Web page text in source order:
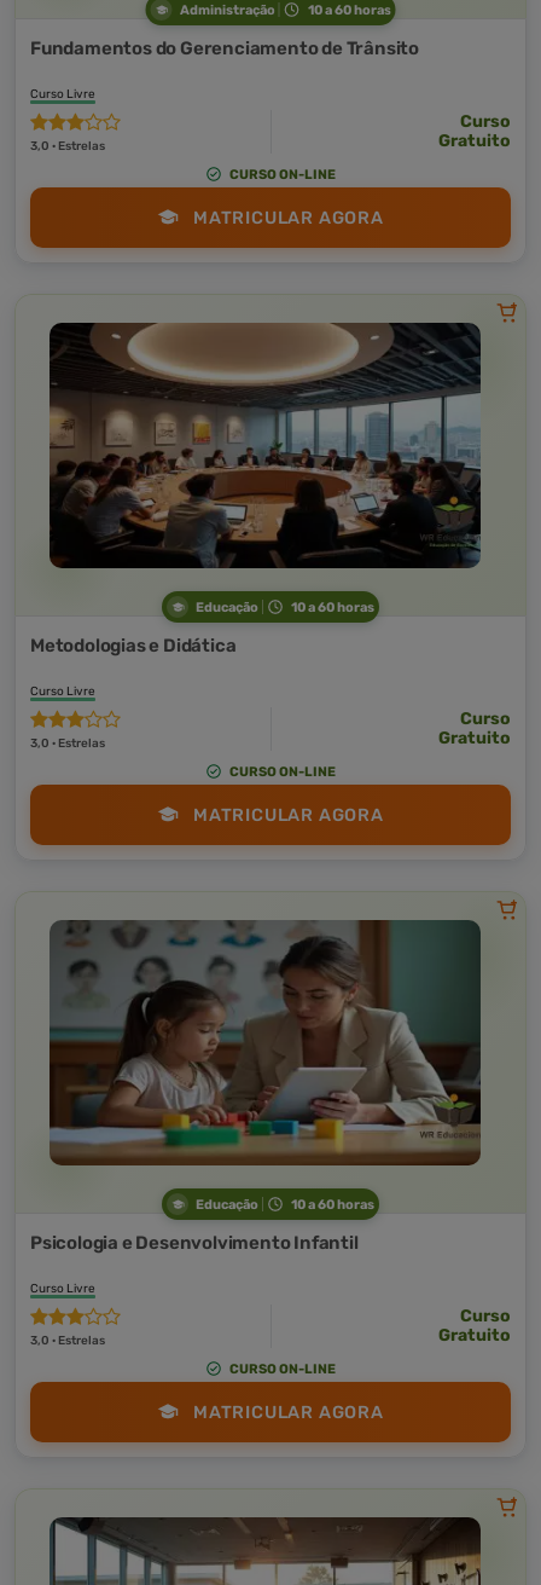
Administração 10 a 60 horas
Fundamentos do Gerenciamento de Trânsito
Curso Livre
3,0 · Estrelas
Curso
Gratuito
CURSO ON-LINE
MATRICULAR AGORA
Educação 10 a 60 horas
Metodologias e Didática
Curso Livre
3,0 · Estrelas
Curso
Gratuito
CURSO ON-LINE
MATRICULAR AGORA
Educação 10 a 60 horas
Psicologia e Desenvolvimento Infantil
Curso Livre
3,0 · Estrelas
Curso
Gratuito
CURSO ON-LINE
MATRICULAR AGORA